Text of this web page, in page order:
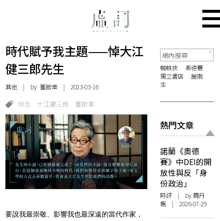
時代賦予我主題——悼大江
健三郎先生
其他 | by董啟章 | 2023-03-16
悼念 大江健三郎 董啟章
要說我最崇敬、影響我也最深遠的當代作家，
蜘蛛俠
奧德賽
獨立書店
施南
生
熱門文章
諾蘭《奧德
賽》中DEI的開
放性與反「身
份政治」
時評 | by周丹
楓 | 2026-07-29